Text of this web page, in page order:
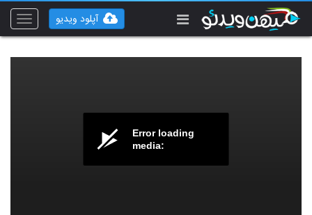
Toggle
آپلود ویدیو
Error loading
media: